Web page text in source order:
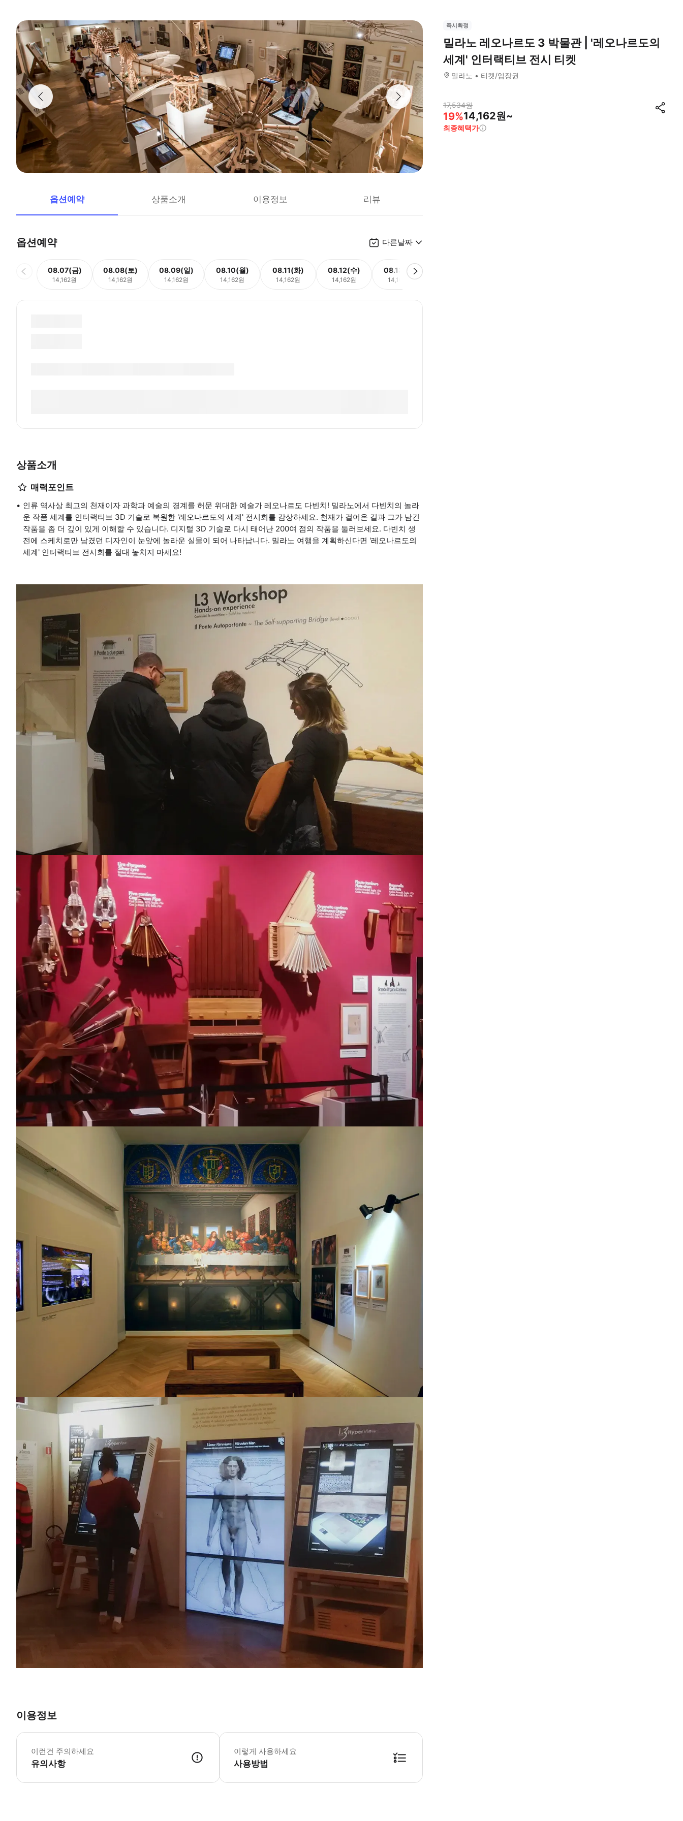
옵션예약 상품소개 이용정보 리뷰
옵션예약 다른날짜
08.07(금)
14,162원
08.08(토)
14,162원
08.09(일)
14,162원
08.10(월)
14,162원
08.11(화)
14,162원
08.12(수)
14,162원
08.13(목)
14,162원
상품소개
매력포인트
인류 역사상 최고의 천재이자 과학과 예술의 경계를 허문 위대한 예술가 레오나르도 다빈치! 밀라노에서 다빈치의 놀라
운 작품 세계를 인터랙티브 3D 기술로 복원한 '레오나르도의 세계' 전시회를 감상하세요. 천재가 걸어온 길과 그가 남긴
작품을 좀 더 깊이 있게 이해할 수 있습니다. 디지털 3D 기술로 다시 태어난 200여 점의 작품을 둘러보세요. 다빈치 생
전에 스케치로만 남겼던 디자인이 눈앞에 놀라운 실물이 되어 나타납니다. 밀라노 여행을 계획하신다면 '레오나르도의
세계' 인터랙티브 전시회를 절대 놓치지 마세요!
이용정보
이런건 주의하세요
유의사항
월요일/화요일/수요일/목요일/금요일/토요일/일요일: 09:30-19:00 입장 마감: 마감 시간 1시간 전 박물관은 12월 25일에 휴관합니다. 본 전시는 날씨에 관계
이렇게 사용하세요
사용방법
즉시확정
밀라노 레오나르도 3 박물관 | '레오나르도의
세계' 인터랙티브 전시 티켓
밀라노 티켓/입장권
17,534원
19%14,162원~
최종혜택가